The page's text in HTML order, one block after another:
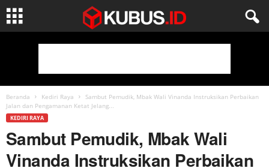
Beranda Kediri Raya
Sambut Pemudik, Mbak Wali Vinanda Instruksikan Perbaikan
Jalan dan Pengamanan Ketat Jelang...
KEDIRI RAYA
Sambut Pemudik, Mbak Wali
Vinanda Instruksikan Perbaikan